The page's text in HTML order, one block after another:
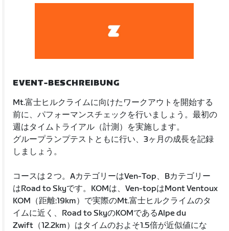
EVENT-BESCHREIBUNG
Mt.富士ヒルクライムに向けたワークアウトを開始する
前に、パフォーマンスチェックを行いましょう。最初の
週はタイムトライアル（計測）を実施します。
グループランプテストともに行い、3ヶ月の成長を記録
しましょう。
コースは２つ。AカテゴリーはVen-Top、Bカテゴリー
はRoad to Skyです。KOMは、Ven-topはMont Ventoux
KOM（距離:19km）で実際のMt.富士ヒルクライムのタ
イムに近く、Road to SkyのKOMであるAlpe du
Zwift（12.2km）はタイムのおよそ1.5倍が近似値にな